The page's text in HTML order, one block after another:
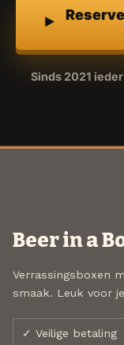
Sinds 2021
Beer in a
Verrassingsboxen
smaak. Leuk voor
✓ Veilige betaling